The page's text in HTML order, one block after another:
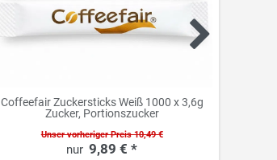
Coffeefair Zuckersticks Weiß 1000 x 3,6g
Zucker, Portionszucker
Unser vorheriger Preis 10,49 €
9,89 € *